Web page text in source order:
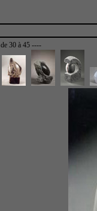
de 30 à 45 ----